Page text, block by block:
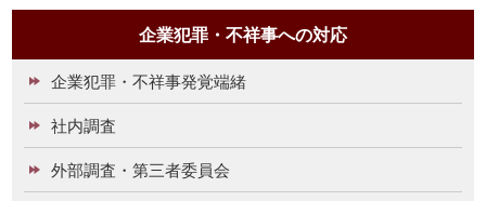
企業犯罪・不祥事への対応
企業犯罪・不祥事発覚端緒
社内調査
外部調査・第三者委員会